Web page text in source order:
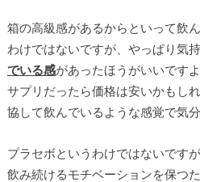
箱の高級感があるからといって飲
わけではないですが、やっぱり気
でいる感があったほうがいいです
サプリだったら価格は安いかもし
協して飲んでいるような感覚で気
プラセボというわけではないです
飲み続けるモチベーションを保つ